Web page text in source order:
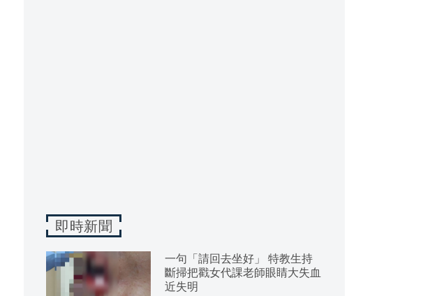
即時新聞
一句「請回去坐好」 特教生持
斷掃把戳女代課老師眼睛大失血
近失明